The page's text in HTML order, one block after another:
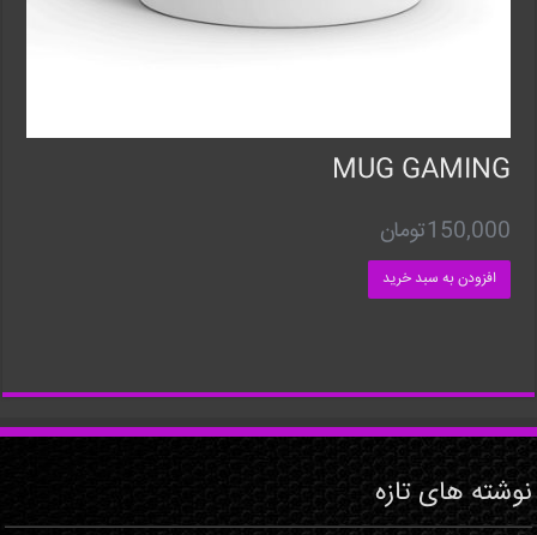
MUG GAMING
150,000تومان
افزودن به سبد خرید
نوشته های تازه